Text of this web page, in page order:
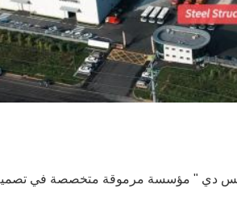
إكس دي " مؤسسة مرموقة متخصصة في